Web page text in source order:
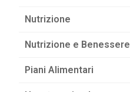
Nutrizione
Nutrizione e Benessere
Piani Alimentari